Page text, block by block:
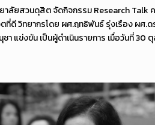
ลัยสวนดุสิต จัดกิจกรรม Research Talk
วิทยากรโดย ผศ.ฤทธิพันธ์ รุ่งเรือง ผศ.ด
แข่งขัน เป็นผู้ดำเนินรายการ เมื่อวันที่ 30